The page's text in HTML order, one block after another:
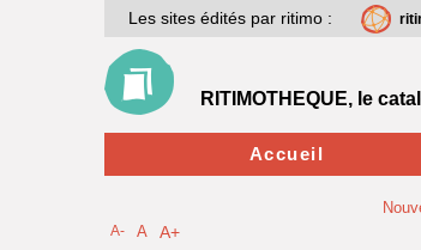
Les sites édités par ritimo :
RITIMOTHEQUE, le
Accueil
A- A A+